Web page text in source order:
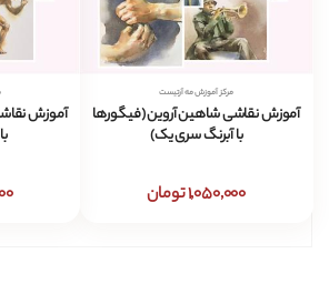
مرکز آموزش مه آرتیست
آموزش نقاشی شاهین آروین (فیگورها
با آبرنگ سری یک)
1,050,000 تومان
آموزش